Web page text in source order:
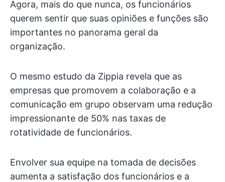
Agora, mais do que nunca, os funcionários
querem sentir que suas opiniões e funções são
importantes no panorama geral da
organização.
O mesmo estudo da Zippia revela que as
empresas que promovem a colaboração e a
comunicação em grupo observam uma redução
impressionante de 50% nas taxas de
rotatividade de funcionários.
Envolver sua equipe na tomada de decisões
aumenta a satisfação dos funcionários e a